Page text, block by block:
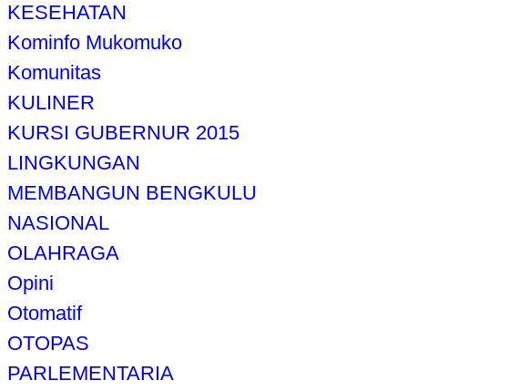
KESEHATAN
Kominfo Mukomuko
Komunitas
KULINER
KURSI GUBERNUR 2015
LINGKUNGAN
MEMBANGUN BENGKULU
NASIONAL
OLAHRAGA
Opini
Otomatif
OTOPAS
PARLEMENTARIA